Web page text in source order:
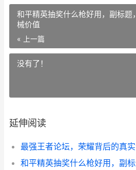
和平精英抽奖什么枪好用，副标题
械价值
« 上一篇
没有了！
延伸阅读
最强王者论坛，荣耀背后的真